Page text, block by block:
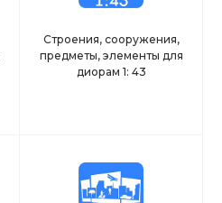
Строения, сооружения,
предметы, элементы для
диорам 1: 43